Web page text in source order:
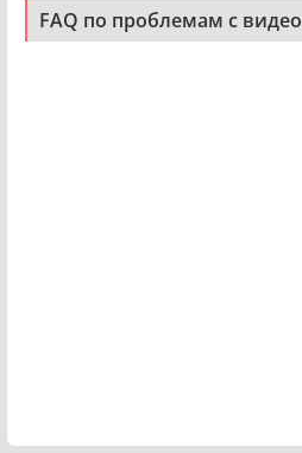
FAQ по проблемам с видео